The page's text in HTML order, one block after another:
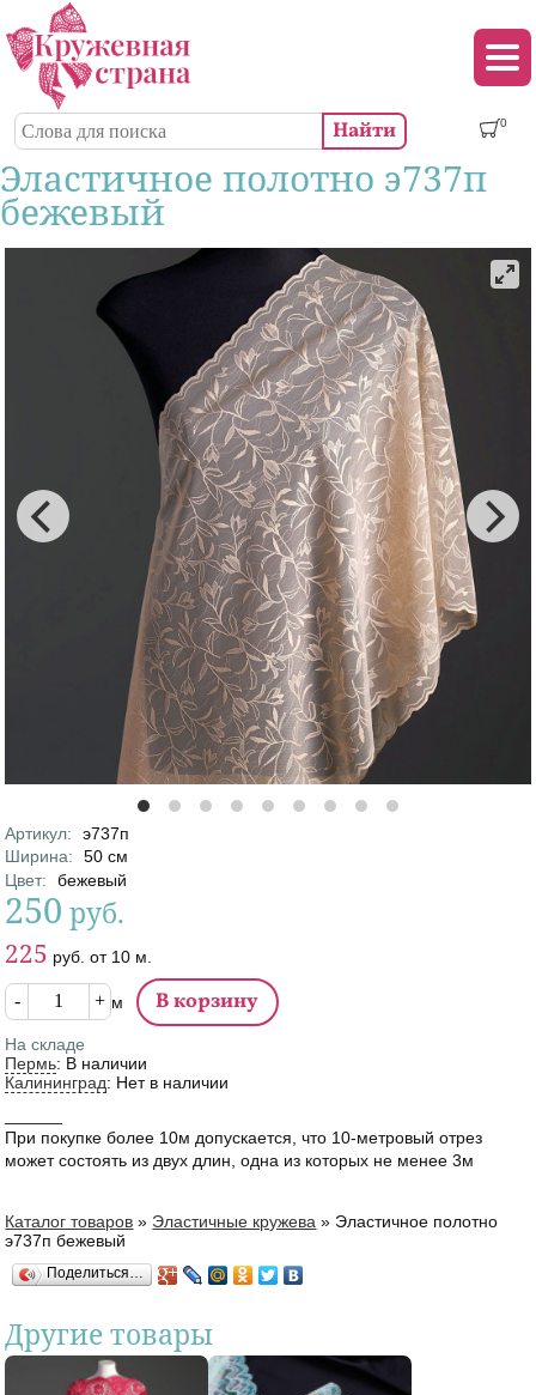
Перейти к основному содержанию
Форма поиска
Поиск 0
Эластичное полотно э737п
бежевый
Артикул:
э737п
Характеристики
Ширина: 50 см
Цвет: бежевый
Цена
250 руб.
Цена от
225 руб. от 10 м.
Кол-во
м
На складе
Пермь: В наличии
Калининград: Нет в наличии
При покупке более 10м допускается, что 10-метровый отрез
может состоять из двух длин, одна из которых не менее 3м
Вы здесь
Каталог товаров » Эластичные кружева » Эластичное полотно
э737п бежевый
Поделиться…
Другие товары